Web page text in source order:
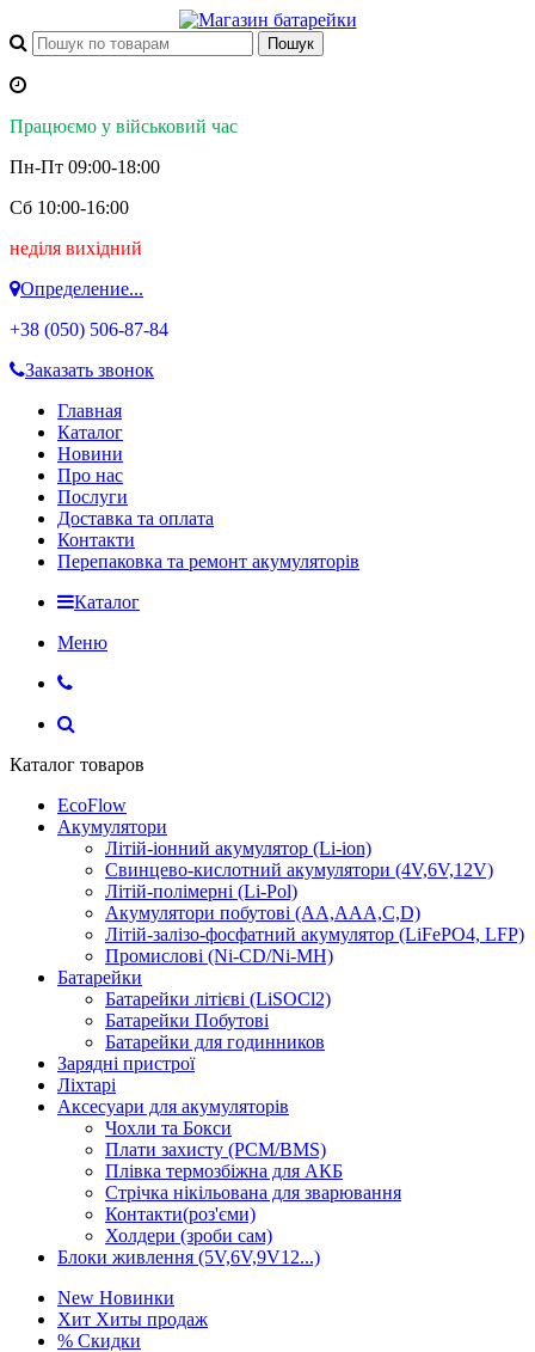
Працюємо у військовий час
Пн-Пт 09:00-18:00
Сб 10:00-16:00
неділя вихідний
Определение...
+38 (050) 506-87-84
Заказать звонок
Главная
Каталог
Новини
Про нас
Послуги
Доставка та оплата
Контакти
Перепаковка та ремонт акумуляторів
Каталог
Меню
Каталог товаров
EcoFlow
Акумулятори
Літій-іонний акумулятор (Li-ion)
Свинцево-кислотний акумулятори (4V,6V,12V)
Літій-полімерні (Li-Pol)
Акумулятори побутові (AA,AAA,C,D)
Літій-залізо-фосфатний акумулятор (LiFePO4, LFP)
Промислові (Ni-CD/Ni-MH)
Батарейки
Батарейки літієві (LiSOCl2)
Батарейки Побутові
Батарейки для годинников
Зарядні пристрої
Ліхтарі
Аксесуари для акумуляторів
Чохли та Бокси
Плати захисту (PCM/BMS)
Плівка термозбіжна для АКБ
Стрічка нікільована для зварювання
Контакти(роз'єми)
Холдери (зроби сам)
Блоки живлення (5V,6V,9V12...)
New Новинки
Хит Хиты продаж
% Скидки